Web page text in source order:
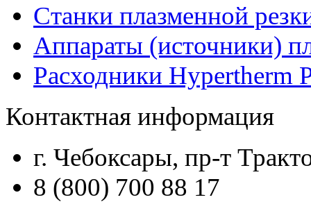
Станки плазменной
Аппараты (источники)
Расходники Hypertherm
Контактная информация
г. Чебоксары, пр-т
8 (800) 700 88 17